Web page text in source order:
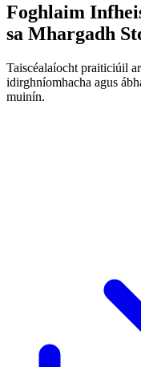
Foghlaim
sa Mhargadh
Taiscéalaíocht praiticiúil
idirghníomhacha agus
muinín.